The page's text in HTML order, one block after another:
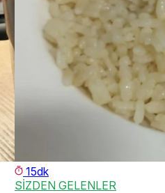
15dk
SİZDEN GELENLER